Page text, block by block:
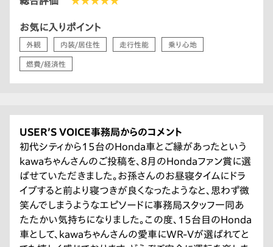
お気に入りポイント
外観 内装/居住性 走行性能 乗り心地
燃費/経済性
USER’S VOICE事務局からのコメント
初代シティから15台のHonda車とご縁があったという
kawaちゃんさんのご投稿を、8月のHondaファン賞に選
ばせていただきました。お孫さんのお昼寝タイムにドラ
イブすると前より寝つきが良くなったようなと、思わず微
笑んでしまうようなエピソードに事務局スタッフ一同あ
たたかい気持ちになりました。この度、15台目のHonda
車として、kawaちゃんさんの愛車にWR-Vが選ばれてと